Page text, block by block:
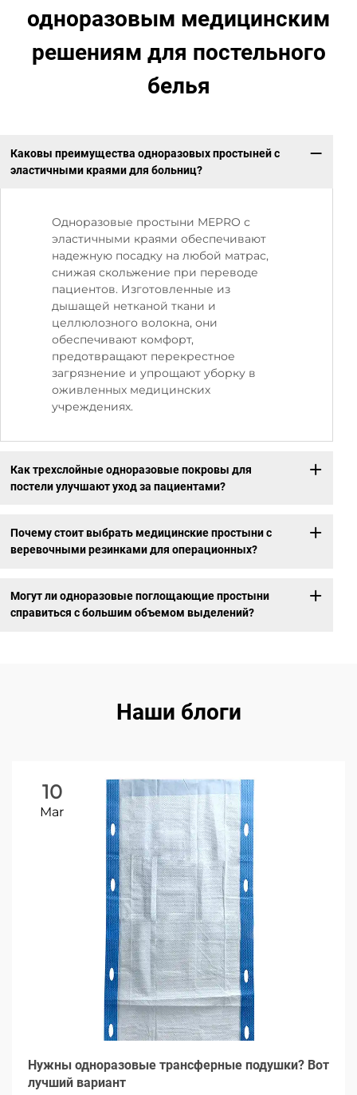
одноразовым медицинским
решениям для постельного
белья
Каковы преимущества одноразовых простыней с
эластичными краями для больниц?
Одноразовые простыни MEPRO с
эластичными краями обеспечивают
надежную посадку на любой матрас,
снижая скольжение при переводе
пациентов. Изготовленные из
дышащей нетканой ткани и
целлюлозного волокна, они
обеспечивают комфорт,
предотвращают перекрестное
загрязнение и упрощают уборку в
оживленных медицинских
учреждениях.
Как трехслойные одноразовые покровы для
постели улучшают уход за пациентами?
Почему стоит выбрать медицинские простыни с
веревочными резинками для операционных?
Могут ли одноразовые поглощающие простыни
справиться с большим объемом выделений?
Наши блоги
10
Mar
Нужны одноразовые трансферные подушки? Вот
лучший вариант